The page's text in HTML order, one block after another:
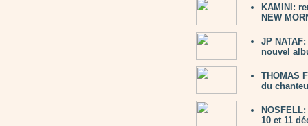
KAMINI:
NEW
JP
nouvel
THOMAS
du
10 et 11